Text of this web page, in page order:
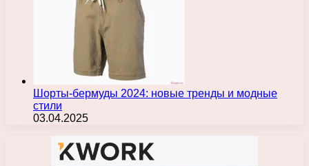
Шорты-бермуды 2024: новые тренды и модные
стили
03.04.2025